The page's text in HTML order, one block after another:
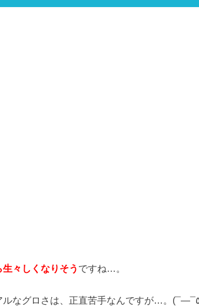
々しくなりそう ですね…。